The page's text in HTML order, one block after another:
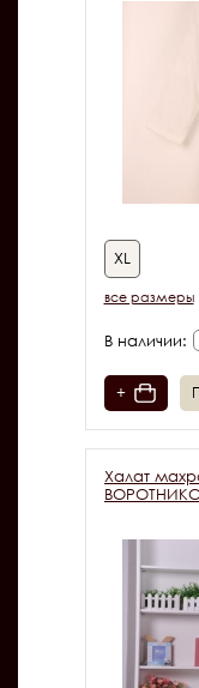
XL
все размеры
В наличии:
+
Халат